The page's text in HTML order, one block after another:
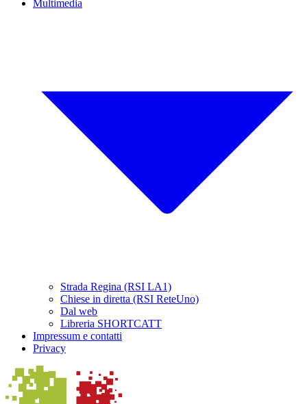
Multimedia
Strada Regina (RSI LA1)
Chiese in diretta (RSI ReteUno)
Dal web
Libreria SHORTCATT
Impressum e contatti
Privacy